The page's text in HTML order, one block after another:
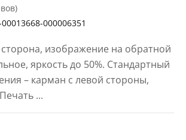
000006351
изображение на обратной
яркость до 50%. Стандартный
– карман с левой стороны,
...